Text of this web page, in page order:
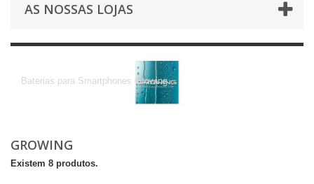
AS NOSSAS LOJAS
Baterias para Smartphones Growing
GROWING
Existem 8 produtos.